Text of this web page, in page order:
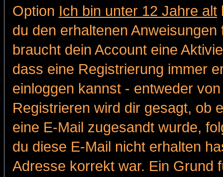
Option Ich bin unter 12 Jahre alt
du den erhaltenen
braucht dein Account eine
dass eine Registrierung immer
einloggen kannst - entweder
Registrieren wird dir gesagt, ob
eine E-Mail zugesandt wurde,
du diese E-Mail nicht erhalten
Adresse korrekt war. Ein Grund